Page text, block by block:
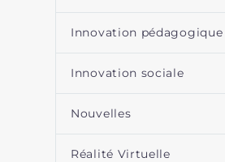
Innovation pédagogique
Innovation sociale
Nouvelles
Réalité Virtuelle